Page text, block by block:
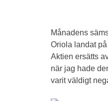
Månadens
Oriola landat
Aktien ersätts
när jag hade
varit väldigt